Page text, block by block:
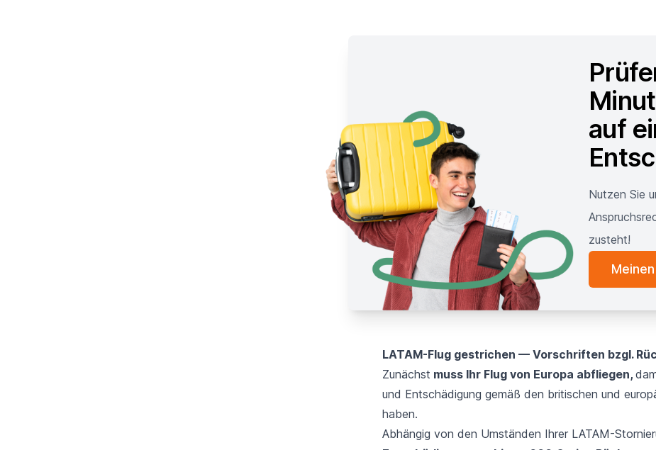
auf
Nutzen Sie
zusteht!
LATAM-Flug gestrichen — Vorschriften bzgl.
Zunächst muss Ihr Flug von Europa abfliegen,
und Entschädigung gemäß den britischen und
haben.
Abhängig von den Umständen Ihrer LATAM-